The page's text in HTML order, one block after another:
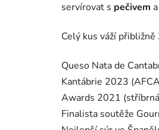
servírovat s pečivem a
Celý kus váží přibližně
Queso Nata de
Kantábrie 2023
Awards 2021
Finalista soutěže